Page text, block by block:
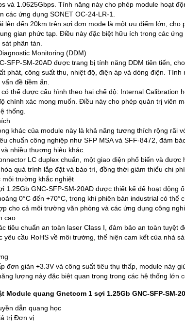
và 1.0625Gbps. Tính năng này cho phép module hoạt
các ứng dụng SONET OC-24-LR-1.
lên đến 20km trên sợi đơn mode là một ưu điểm lớn,
gian phức tạp. Điều này đặc biệt hữu ích trong các
phân tán.
Monitoring (DDM)
SFP-SM-20AD được trang bị tính năng DDM tiên tiến,
phát, công suất thu, nhiệt độ, điện áp và dòng điện.
đề tiềm ẩn.
thể được cấu hình theo hai chế độ: Internal Calibration
chính xác mong muốn. Điều này cho phép quản trị viên
thống.
khác của module này là khả năng tương thích rộng rãi
chuẩn công nghiệp như SFP MSA và SFF-8472, đảm
nhiều thương hiệu khác.
LC duplex chuẩn, một giao diện phổ biến và
quá trình lắp đặt và bảo trì, đồng thời giảm thiểu chi
trường khắc nghiệt
1.25Gb GNC-SFP-SM-20AD được thiết kế để hoạt động
0°C đến +70°C, trong khi phiên bản industrial có
cho cả môi trường văn phòng và các ứng dụng công
cao
tiêu chuẩn an toàn laser Class I, đảm bảo an toàn tuyệt
yêu cầu RoHS về môi trường, thể hiện cam kết của nhà
đơn giản +3.3V và công suất tiêu thụ thấp, module này
lượng này đặc biệt quan trọng trong các hệ thống lớn
Module quang Gnetcom 1 sợi 1.25Gb GNC-SFP-SM-
dẫn quang học
trị Đơn vị